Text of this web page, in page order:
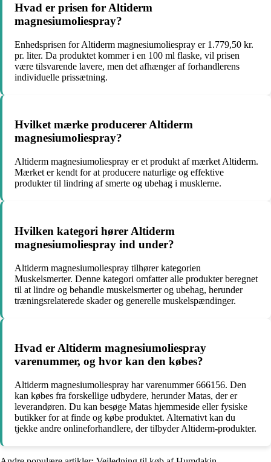
Hvad er prisen for Altiderm
magnesiumoliespray?
Enhedsprisen for Altiderm magnesiumoliespray er 1.779,50 kr.
pr. liter. Da produktet kommer i en 100 ml flaske, vil prisen
være tilsvarende lavere, men det afhænger af forhandlerens
individuelle prissætning.
Hvilket mærke producerer Altiderm
magnesiumoliespray?
Altiderm magnesiumoliespray er et produkt af mærket Altiderm.
Mærket er kendt for at producere naturlige og effektive
produkter til lindring af smerte og ubehag i musklerne.
Hvilken kategori hører Altiderm
magnesiumoliespray ind under?
Altiderm magnesiumoliespray tilhører kategorien
Muskelsmerter. Denne kategori omfatter alle produkter beregnet
til at lindre og behandle muskelsmerter og ubehag, herunder
træningsrelaterede skader og generelle muskelspændinger.
Hvad er Altiderm magnesiumoliespray
varenummer, og hvor kan den købes?
Altiderm magnesiumoliespray har varenummer 666156. Den
kan købes fra forskellige udbydere, herunder Matas, der er
leverandøren. Du kan besøge Matas hjemmeside eller fysiske
butikker for at finde og købe produktet. Alternativt kan du
tjekke andre onlineforhandlere, der tilbyder Altiderm-produkter.